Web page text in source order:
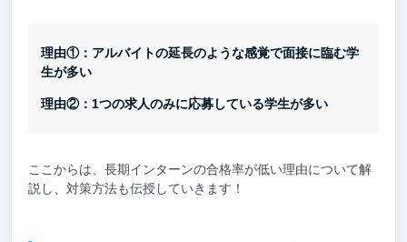
理由①：アルバイトの延長のような感覚で面接に臨む学
生が多い
理由②：1つの求人のみに応募している学生が多い
ここからは、長期インターンの合格率が低い理由について解
説し、対策方法も伝授していきます！